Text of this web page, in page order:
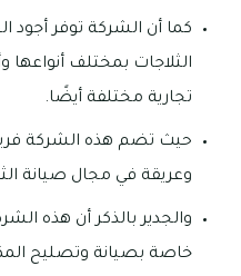
كما أن الشركة توفر أجود
الثلاجات بمختلف
تجارية مختلفة أيضًا.
حيث تضم هذه الشركة
وعريقة في مجال صيانة
والجدير بالذكر أن هذه
خاصة بصيانة وتصليح